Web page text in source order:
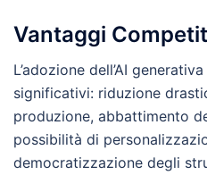
Vantaggi
L’adozione dell’AI
significativi: riduzione
produzione, abbattimento
possibilità di
democratizzazione degli